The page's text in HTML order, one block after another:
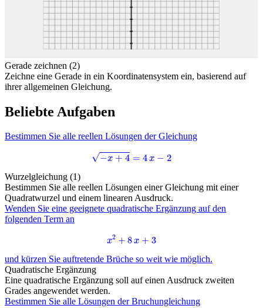
Gerade zeichnen (2)
Zeichne eine Gerade in ein Koordinatensystem ein, basierend auf
ihrer allgemeinen Gleichung.
Beliebte Aufgaben
Bestimmen Sie alle reellen Lösungen der Gleichung
−x+4= −
Wurzelgleichung (1)
Bestimmen Sie alle reellen Lösungen einer Gleichung mit einer
Quadratwurzel und einem linearen Ausdruck.
Wenden Sie eine geeignete quadratische Ergänzung auf den
folgenden Term an
x 2 +8 +3
und kürzen Sie auftretende Brüche so weit wie möglich.
Quadratische Ergänzung
Eine quadratische Ergänzung soll auf einen Ausdruck zweiten
Grades angewendet werden.
Bestimmen Sie alle Lösungen der Bruchungleichung